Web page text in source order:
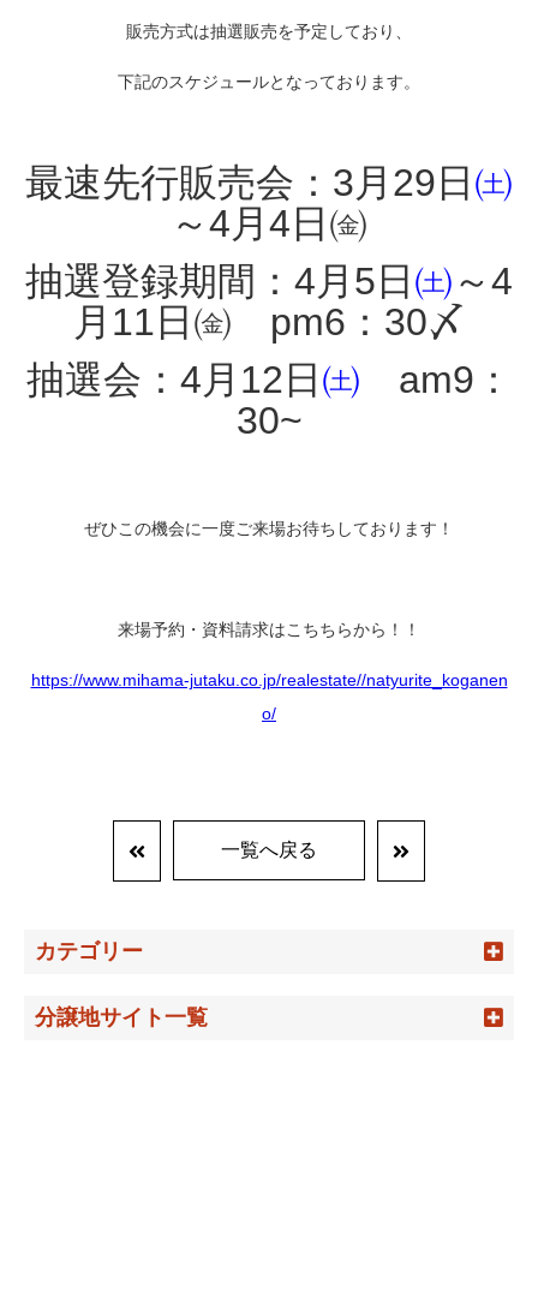
販売方式は抽選販売を予定しており、
下記のスケジュールとなっております。
最速先行販売会：3月29日 ㈯
～4月4日㈮
抽選登録期間：4月5日 ㈯～4
月11日㈮ pm6：30〆
抽選会：4月12日 ㈯ am9：
30~
ぜひこの機会に一度ご来場お待ちしております！
来場予約・資料請求はこちちらから！！
https://www.mihama-jutaku.co.jp/realestate//natyurite_koganen
o/
一覧へ戻る
カテゴリー
分譲地サイト一覧